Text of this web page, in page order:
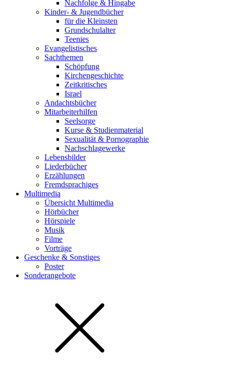
Nachfolge & Hingabe
Kinder- & Jugendbücher
für die Kleinsten
Grundschulalter
Teenies
Evangelistisches
Sachthemen
Schöpfung
Kirchengeschichte
Zeitkritisches
Israel
Andachtsbücher
Mitarbeiterhilfen
Seelsorge
Kurse & Studienmaterial
Sexualität & Pornographie
Nachschlagewerke
Lebensbilder
Liederbücher
Erzählungen
Fremdsprachiges
Multimedia
Übersicht Multimedia
Hörbücher
Hörspiele
Musik
Filme
Vorträge
Geschenke & Sonstiges
Poster
Sonderangebote